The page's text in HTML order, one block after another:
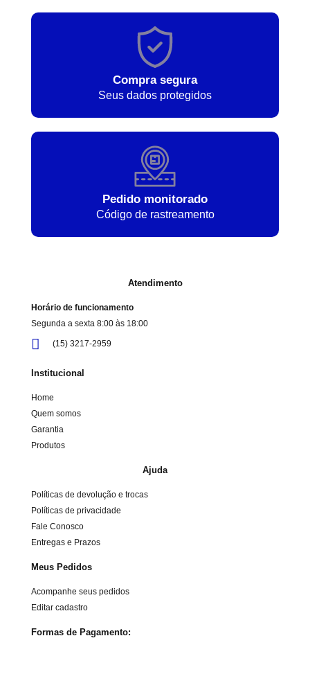
Compra segura
Seus dados protegidos
Pedido monitorado
Código de rastreamento
Atendimento
Horário de funcionamento
Segunda a sexta 8:00 às 18:00
(15) 3217-2959
Institucional
Home
Quem somos
Garantia
Produtos
Ajuda
Políticas de devolução e trocas
Políticas de privacidade
Fale Conosco
Entregas e Prazos
Meus Pedidos
Acompanhe seus pedidos
Editar cadastro
Formas de Pagamento: